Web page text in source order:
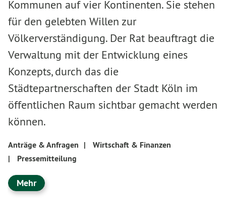
Kommunen auf vier Kontinenten. Sie stehen
für den gelebten Willen zur
Völkerverständigung. Der Rat beauftragt die
Verwaltung mit der Entwicklung eines
Konzepts, durch das die
Städtepartnerschaften der Stadt Köln im
öffentlichen Raum sichtbar gemacht werden
können.
Anträge & Anfragen |
Wirtschaft & Finanzen
|
Pressemitteilung
Mehr